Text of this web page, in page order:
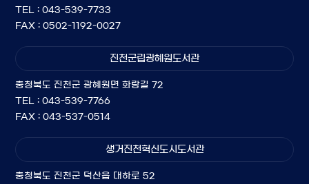
TEL : 043-539-7733
FAX : 0502-1192-0027
진천군립광혜원도서관
충청북도 진천군 광혜원면 화랑길 72
TEL : 043-539-7766
FAX : 043-537-0514
생거진천혁신도시도서관
충청북도 진천군 덕산읍 대하로 52